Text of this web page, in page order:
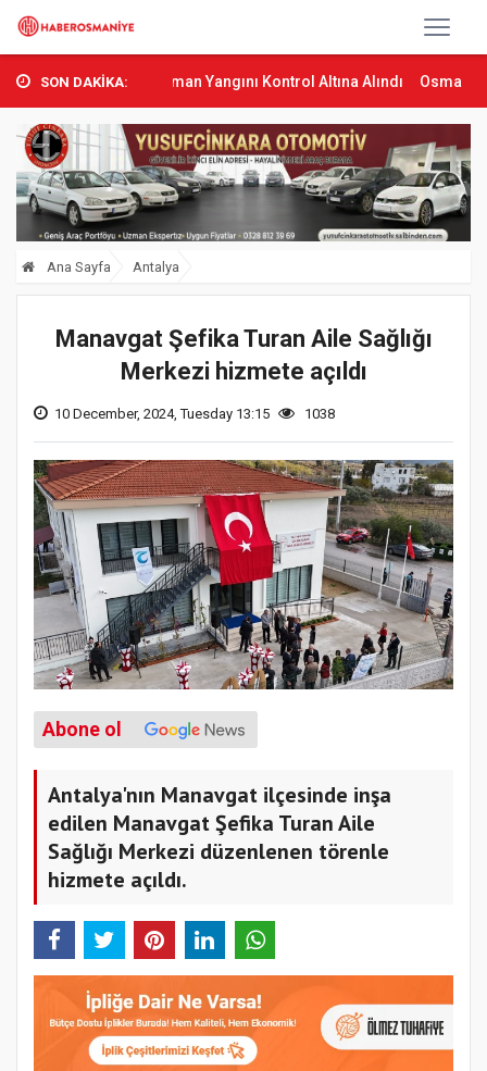
SON DAKİKA:
Sumbas’ta Orman Yangını Kontrol Altına Alındı Osmaniye’de Tren
Ana Sayfa Antalya
Manavgat Şefika Turan Aile Sağlığı
Merkezi hizmete açıldı
10 December, 2024, Tuesday 13:15 1038
Abone ol
Antalya'nın Manavgat ilçesinde inşa
edilen Manavgat Şefika Turan Aile
Sağlığı Merkezi düzenlenen törenle
hizmete açıldı.